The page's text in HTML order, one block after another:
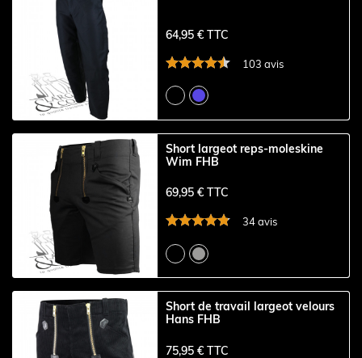
64,95 € TTC
103 avis
Short largeot reps-moleskine
Wim FHB
69,95 € TTC
34 avis
Short de travail largeot velours
Hans FHB
75,95 € TTC